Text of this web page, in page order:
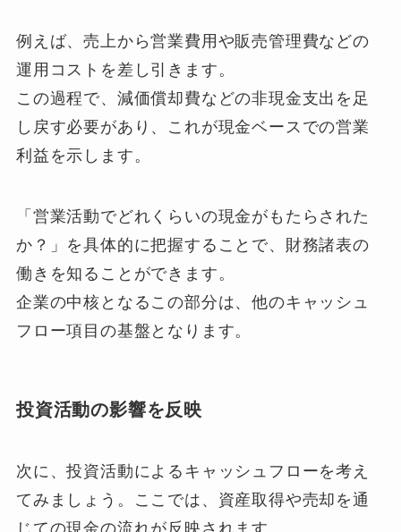
例えば、売上から営業費用や販売管理費などの
運用コストを差し引きます。
この過程で、減価償却費などの非現金支出を足
し戻す必要があり、これが現金ベースでの営業
利益を示します。
「営業活動でどれくらいの現金がもたらされた
か？」を具体的に把握することで、財務諸表の
働きを知ることができます。
企業の中核となるこの部分は、他のキャッシュ
フロー項目の基盤となります。
投資活動の影響を反映
次に、投資活動によるキャッシュフローを考え
てみましょう。ここでは、資産取得や売却を通